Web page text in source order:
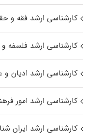
کارشناسی ارشد فقه و
کارشناسی ارشد فلسفه و
کارشناسی ارشد ادیان
کارشناسی ارشد امور
کارشناسی ارشد ایران